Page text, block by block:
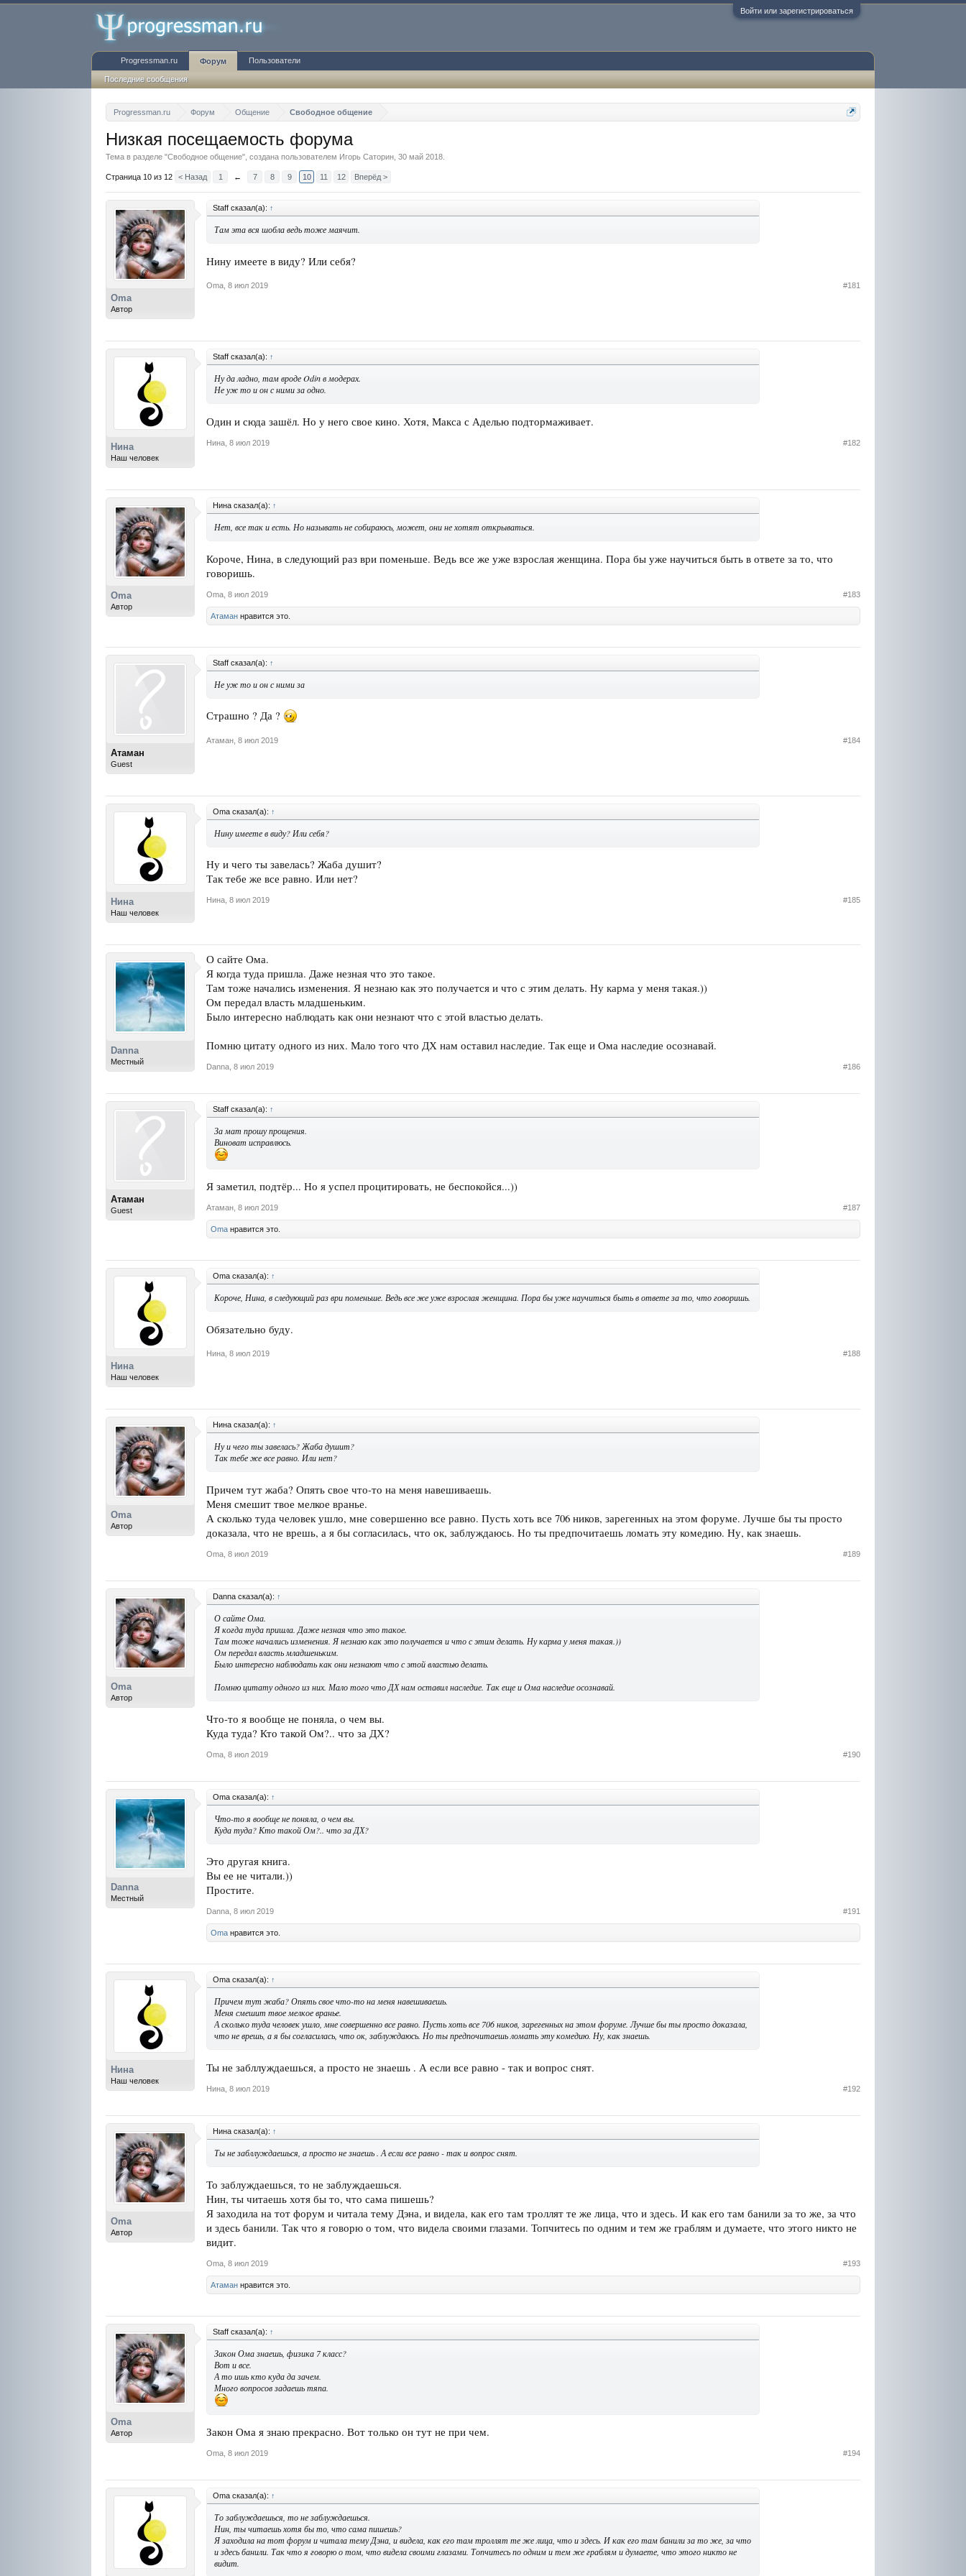
Войти или зарегистрироваться
Progressman.ru Форум Общение Свободное общение
Низкая посещаемость форума
Тема в разделе "Свободное общение", создана пользователем Игорь Саторин 30 май 2018
Страница 10 из 12 < Назад 1 ← 7 8 9 10 11 12 Вперёд >
Oma
Автор
Staff сказал(а): ↑
Там эта вся шобла ведь тоже маячит.
Нину имеете в виду? Или себя?
Oma 8 июл 2019 #181
Нина
Наш человек
Staff сказал(а): ↑
Ну да ладно, там вроде Odin в модерах.
Не уж то и он с ними за одно.
Один и сюда зашёл. Но у него свое кино. Хотя, Макса с Аделью подтормаживает.
Нина 8 июл 2019 #182
Oma
Автор
Нина сказал(а): ↑
Нет, все так и есть. Но называть не собираюсь, может, они не хотят открываться.
Короче, Нина, в следующий раз ври поменьше. Ведь все же уже взрослая женщина. Пора бы уже научиться быть в ответе за то, что
говоришь.
Oma 8 июл 2019 #183
Атаман нравится это.
Атаман
Guest
Staff сказал(а): ↑
Не уж то и он с ними за
Страшно ? Да ?
Атаман 8 июл 2019 #184
Нина
Наш человек
Oma сказал(а): ↑
Нину имеете в виду? Или себя?
Ну и чего ты завелась? Жаба душит?
Так тебе же все равно. Или нет?
Нина 8 июл 2019 #185
Danna
Местный
О сайте Ома.
Я когда туда пришла. Даже незная что это такое.
Там тоже начались изменения. Я незнаю как это получается и что с этим делать. Ну карма у меня такая.))
Ом передал власть младшеньким.
Было интересно наблюдать как они незнают что с этой властью делать.
Помню цитату одного из них. Мало того что ДХ нам оставил наследие. Так еще и Ома наследие осознавай.
Danna 8 июл 2019 #186
Атаман
Guest
Staff сказал(а): ↑
За мат прошу прощения.
Виноват исправлюсь.
Я заметил, подтёр... Но я успел процитировать, не беспокойся...))
Атаман 8 июл 2019 #187
Oma нравится это.
Нина
Наш человек
Oma сказал(а): ↑
Короче, Нина, в следующий раз ври поменьше. Ведь все же уже взрослая женщина. Пора бы уже научиться быть в ответе за то, что говоришь.
Обязательно буду.
Нина 8 июл 2019 #188
Oma
Автор
Нина сказал(а): ↑
Ну и чего ты завелась? Жаба душит?
Так тебе же все равно. Или нет?
Причем тут жаба? Опять свое что-то на меня навешиваешь.
Меня смешит твое мелкое вранье.
А сколько туда человек ушло, мне совершенно все равно. Пусть хоть все 706 ников, зарегенных на этом форуме. Лучше бы ты просто
доказала, что не врешь, а я бы согласилась, что ок, заблуждаюсь. Но ты предпочитаешь ломать эту комедию. Ну, как знаешь.
Oma 8 июл 2019 #189
Oma
Автор
Danna сказал(а): ↑
О сайте Ома.
Я когда туда пришла. Даже незная что это такое.
Там тоже начались изменения. Я незнаю как это получается и что с этим делать. Ну карма у меня такая.))
Ом передал власть младшеньким.
Было интересно наблюдать как они незнают что с этой властью делать.
Помню цитату одного из них. Мало того что ДХ нам оставил наследие. Так еще и Ома наследие осознавай.
Что-то я вообще не поняла, о чем вы.
Куда туда? Кто такой Ом?.. что за ДХ?
Oma 8 июл 2019 #190
Danna
Местный
Oma сказал(а): ↑
Что-то я вообще не поняла, о чем вы.
Куда туда? Кто такой Ом?.. что за ДХ?
Это другая книга.
Вы ее не читали.))
Простите.
Danna 8 июл 2019 #191
Oma нравится это.
Нина
Наш человек
Oma сказал(а): ↑
Причем тут жаба? Опять свое что-то на меня навешиваешь.
Меня смешит твое мелкое вранье.
А сколько туда человек ушло, мне совершенно все равно. Пусть хоть все 706 ников, зарегенных на этом форуме. Лучше бы ты просто доказала,
что не врешь, а я бы согласилась, что ок, заблуждаюсь. Но ты предпочитаешь ломать эту комедию. Ну, как знаешь.
Ты не забллуждаешься, а просто не знаешь . А если все равно - так и вопрос снят.
Нина 8 июл 2019 #192
Oma
Автор
Нина сказал(а): ↑
Ты не забллуждаешься, а просто не знаешь . А если все равно - так и вопрос снят.
То заблуждаешься, то не заблуждаешься.
Нин, ты читаешь хотя бы то, что сама пишешь?
Я заходила на тот форум и читала тему Дэна, и видела, как его там троллят те же лица, что и здесь. И как его там банили за то же, за что
и здесь банили. Так что я говорю о том, что видела своими глазами. Топчитесь по одним и тем же граблям и думаете, что этого никто не
видит.
Oma 8 июл 2019 #193
Атаман нравится это.
Oma
Автор
Staff сказал(а): ↑
Закон Ома знаешь, физика 7 класс?
Вот и все.
А то ишь кто куда да зачем.
Много вопросов задаешь тяпа.
Закон Ома я знаю прекрасно. Вот только он тут не при чем.
Oma 8 июл 2019 #194
Oma сказал(а): ↑
То заблуждаешься, то не заблуждаешься.
Нин, ты читаешь хотя бы то, что сама пишешь?
Я заходила на тот форум и читала тему Дэна, и видела, как его там троллят те же лица, что и здесь. И как его там банили за то же, за что
и здесь банили. Так что я говорю о том, что видела своими глазами. Топчитесь по одним и тем же граблям и думаете, что этого никто не
видит.
Progressman.ru Форум
Последние сообщения
Пользователи